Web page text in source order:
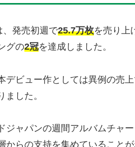
、発売初週で25.7万枚を売り上
グの2冠を達成しました。
デビュー作としては異例の売
ました。
ジャパンの週間アルバムチャ
からの支持を集めていることが